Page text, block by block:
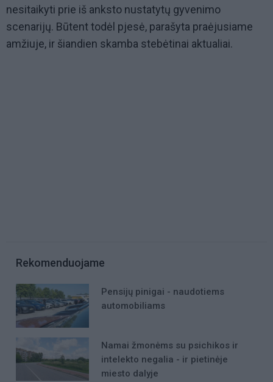
nesitaikyti prie iš anksto nustatytų gyvenimo
scenarijų. Būtent todėl pjesė, parašyta praėjusiame
amžiuje, ir šiandien skamba stebėtinai aktualiai.
Rekomenduojame
Pensijų pinigai - naudotiems
automobiliams
Namai žmonėms su psichikos ir
intelekto negalia - ir pietinėje
miesto dalyje